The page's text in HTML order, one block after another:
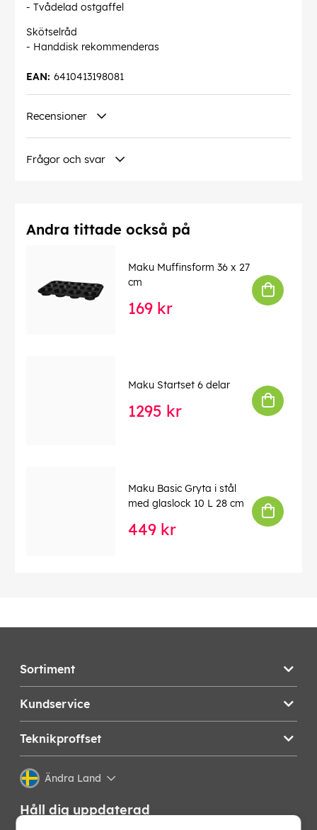
- Tvådelad ostgaffel
Skötselråd
- Handdisk rekommenderas
6410413198081
EAN:
Recensioner
Frågor och svar
Andra tittade också på
Maku Muffinsform 36 x 27
cm
169 kr
Maku Startset 6 delar
1295 kr
Maku Basic Gryta i stål
med glaslock 10 L 28 cm
449 kr
Sortiment
Kundservice
Teknikproffset
Ändra Land
Håll dig uppdaterad